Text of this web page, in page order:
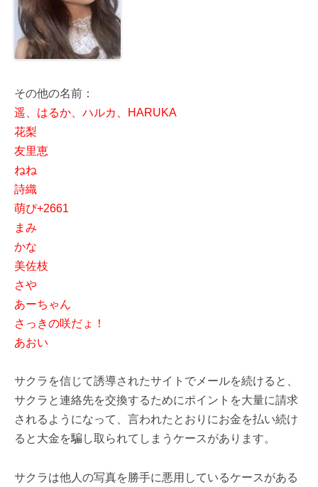
その他の名前：
遥、はるか、ハルカ、HARUKA
花梨
友里恵
ねね
詩織
萌ぴ+2661
まみ
かな
美佐枝
さや
あーちゃん
さっきの咲だょ！
あおい
サクラを信じて誘導されたサイトでメールを続けると、
サクラと連絡先を交換するためにポイントを大量に請求
されるようになって、言われたとおりにお金を払い続け
ると大金を騙し取られてしまうケースがあります。
サクラは他人の写真を勝手に悪用しているケースがある